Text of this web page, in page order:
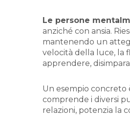
Le persone
anziché con ansia.
mantenendo un
velocità della luce, la
apprendere,
Un esempio concreto
comprende i diversi
relazioni, potenzia la